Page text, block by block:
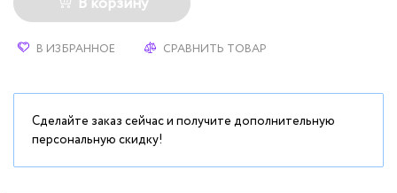
В ИЗБРАННОЕ СРАВНИТЬ ТОВАР
Сделайте заказ сейчас и получите дополнительную
персональную скидку!